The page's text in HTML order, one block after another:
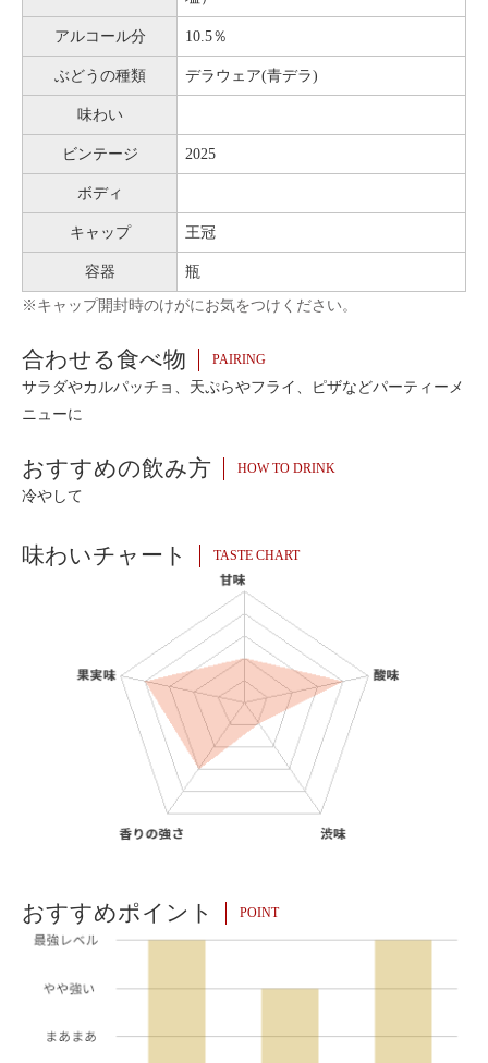
アルコール分 10.5％
ぶどうの種類 デラウェア(青デラ)
味わい
ビンテージ 2025
ボディ
キャップ 王冠
容器 瓶
※キャップ開封時のけがにお気をつけください。
合わせる食べ物 PAIRING
サラダやカルパッチョ、天ぷらやフライ、ピザなどパーティーメ
ニューに
おすすめの飲み方 HOW TO DRINK
冷やして
味わいチャート TASTE CHART
おすすめポイント POINT